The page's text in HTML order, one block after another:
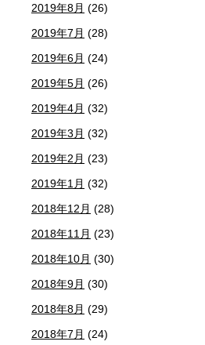
2019年8月 (26)
2019年7月 (28)
2019年6月 (24)
2019年5月 (26)
2019年4月 (32)
2019年3月 (32)
2019年2月 (23)
2019年1月 (32)
2018年12月 (28)
2018年11月 (23)
2018年10月 (30)
2018年9月 (30)
2018年8月 (29)
2018年7月 (24)